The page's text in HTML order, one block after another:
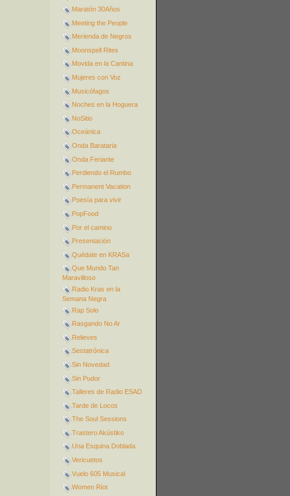
Maratón 30Años
Meeting the People
Merienda de Negros
Moonspell Rites
Movida en la Cantina
Mujeres con Voz
Musicófagos
Noches en la Hoguera
NoSitio
Oceánica
Onda Barataria
Onda Feriante
Perdiendo el Rumbo
Permanent Vacation
Poesía para vivir
PopFood
Por el camino
Presentación
Quédate en KRASa
Que Mundo Tan
Maravilloso
Radio Kras en la
Semana Negra
Rap Solo
Rasgando No Ar
Relieves
Sestatrónica
Sin Novedad
Sin Pudor
Talleres de Radio ESAD
Tarde de Locos
The Soul Sessions
Trastero Akústiko
Una Esquina Doblada
Vericuetos
Vuelo 605 Musical
Women Riot